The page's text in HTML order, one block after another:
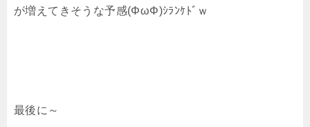
が増えてきそうな予感(ΦωΦ)ｼﾗﾝｹﾄﾞｗ
最後に～